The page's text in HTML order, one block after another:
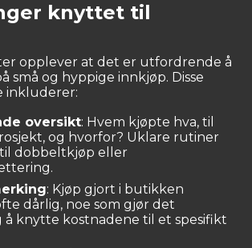
knyttet til
opplever at det er utfordrende å
små og hyppige innkjøp. Disse
inkluderer:
oversikt: Hvem kjøpte hva, til
og hvorfor? Uklare rutiner
dobbeltkjøp eller
: Kjøp gjort i butikken
dårlig, noe som gjør det
å knytte kostnadene til et spesifikt